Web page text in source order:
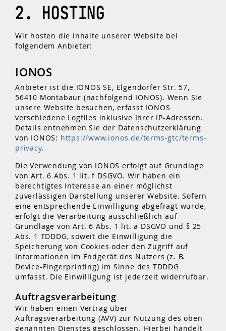
2. HOSTING
Wir hosten die Inhalte unserer Website bei
folgendem Anbieter:
IONOS
Anbieter ist die IONOS SE, Elgendorfer Str. 57,
56410 Montabaur (nachfolgend IONOS). Wenn Sie
unsere Website besuchen, erfasst IONOS
verschiedene Logfiles inklusive Ihrer IP-Adressen.
Details entnehmen Sie der Datenschutzerklärung
von IONOS: https://www.ionos.de/terms-gtc/terms-
privacy.
Die Verwendung von IONOS erfolgt auf Grundlage
von Art. 6 Abs. 1 lit. f DSGVO. Wir haben ein
berechtigtes Interesse an einer möglichst
zuverlässigen Darstellung unserer Website. Sofern
eine entsprechende Einwilligung abgefragt wurde,
erfolgt die Verarbeitung ausschließlich auf
Grundlage von Art. 6 Abs. 1 lit. a DSGVO und § 25
Abs. 1 TDDDG, soweit die Einwilligung die
Speicherung von Cookies oder den Zugriff auf
Informationen im Endgerät des Nutzers (z. B.
Device-Fingerprinting) im Sinne des TDDDG
umfasst. Die Einwilligung ist jederzeit widerrufbar.
Auftragsverarbeitung
Wir haben einen Vertrag über
Auftragsverarbeitung (AVV) zur Nutzung des oben
genannten Dienstes geschlossen. Hierbei handelt